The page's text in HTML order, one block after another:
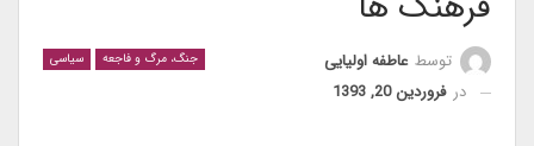
جنگ، مرگ و فاجعه سیاسی توسطعاطفه اولیایی
درفروردین 20, 1393